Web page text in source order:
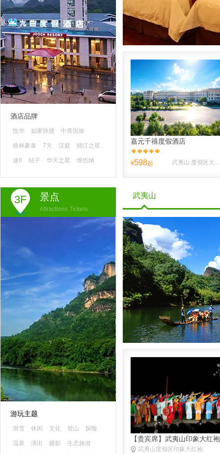
酒店品牌
悦华 如家快捷 中青国旅
格林豪泰 7天 汉庭 锦江之星
速8 桔子 华天之星 维也纳
嘉元千禧度假酒店
¥598起 武夷山 度假区大王峰南路106号
3F 景点
Attractions Tickets
游玩主题
滑雪 休闲 文化 登山 探险
温泉 演出 摄影 生态旅游
武夷山
【贵宾席】武夷山印象大红袍
武夷山度假区印象大红袍